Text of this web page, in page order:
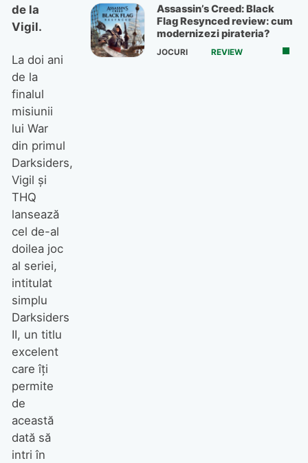
de la
Vigil.
La doi ani
de la
finalul
misiunii
lui War
din primul
Darksiders,
Vigil şi
THQ
lansează
cel de-al
doilea joc
al seriei,
intitulat
simplu
Darksiders
II, un titlu
excelent
care îţi
permite
de
această
dată să
intri în
Assassin’s Creed: Black
Flag Resynced review: cum
modernizezi pirateria?
JOCURI REVIEW